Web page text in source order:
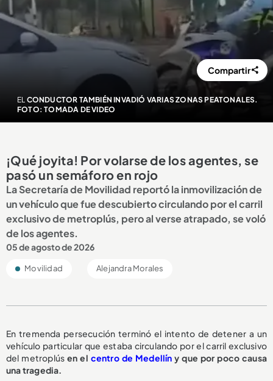
EL CONDUCTOR TAMBIÉN INVADIÓ VARIAS ZONAS PEATONALES.
FOTO: TOMADA DE VIDEO
Compartir
¡Qué joyita! Por volarse de los agentes, se
pasó un semáforo en rojo
La Secretaría de Movilidad reportó la inmovilización de
un vehículo que fue descubierto circulando por el carril
exclusivo de metroplús, pero al verse atrapado, se voló
de los agentes.
05 de agosto de 2026
Movilidad Alejandra Morales
En tremenda persecución terminó el intento de detener a un
vehículo particular que estaba circulando por el carril exclusivo
del metroplúsen el centro de Medellín y que por poco causa
una tragedia.